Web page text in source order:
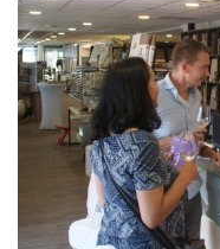
Prikbord & Aanbiedingen
Plaats bericht